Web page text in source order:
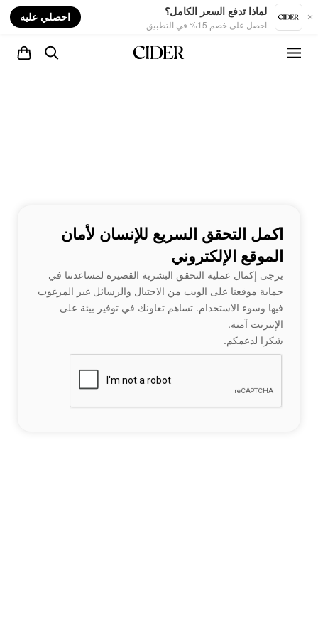
لماذا تدفع السعر الكامل؟
احصل على خصم 15% في التطبيق
احصلي عليه
اكمل التحقق السريع للإنسان لأمان
الموقع الإلكتروني
يرجى إكمال عملية التحقق البشرية القصيرة لمساعدتنا في
حماية موقعنا على الويب من الاحتيال والرسائل غير المرغوب
فيها وسوء الاستخدام. تساهم تعاونك في توفير بيئة على
الإنترنت آمنة.
شكرا لدعمكم.